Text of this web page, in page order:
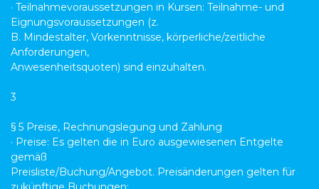
· Teilnahmevoraussetzungen in Kursen: Teilnahme- und
Eignungsvoraussetzungen (z.
B. Mindestalter, Vorkenntnisse, körperliche/zeitliche
Anforderungen,
Anwesenheitsquoten) sind einzuhalten.
3
§ 5 Preise, Rechnungslegung und Zahlung
· Preise: Es gelten die in Euro ausgewiesenen Entgelte
gemäß
Preisliste/Buchung/Angebot. Preisänderungen gelten für